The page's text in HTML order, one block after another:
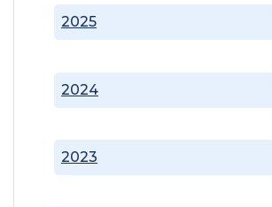
2023
2024
2025